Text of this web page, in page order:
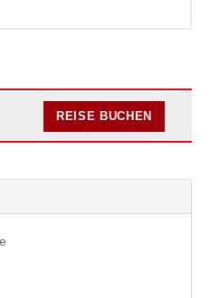
REISE BUCHEN